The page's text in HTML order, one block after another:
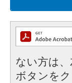
ない方は
ボタンを